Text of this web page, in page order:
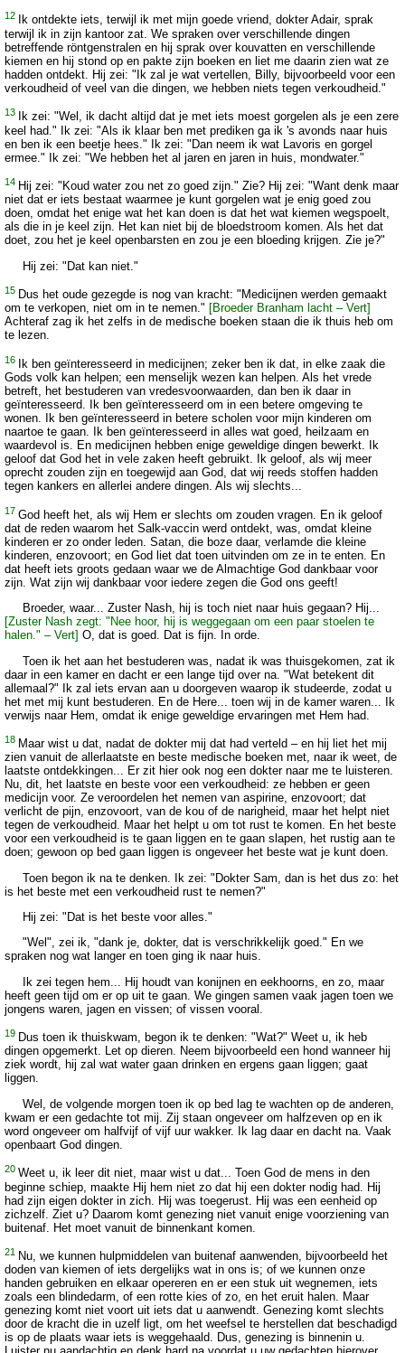
12
Ik ontdekte iets, terwijl ik met mijn goede vriend, dokter Adair, sprak
terwijl ik in zijn kantoor zat. We spraken over verschillende dingen
betreffende röntgenstralen en hij sprak over kouvatten en verschillende
kiemen en hij stond op en pakte zijn boeken en liet me daarin zien wat ze
hadden ontdekt. Hij zei: "Ik zal je wat vertellen, Billy, bijvoorbeeld voor een
verkoudheid of veel van die dingen, we hebben niets tegen verkoudheid."
13
Ik zei: "Wel, ik dacht altijd dat je met iets moest gorgelen als je een zere
keel had." Ik zei: "Als ik klaar ben met prediken ga ik 's avonds naar huis
en ben ik een beetje hees." Ik zei: "Dan neem ik wat Lavoris en gorgel
ermee." Ik zei: "We hebben het al jaren en jaren in huis, mondwater."
14 Hij zei: "Koud water zou net zo goed zijn." Zie? Hij zei: "Want denk maar
niet dat er iets bestaat waarmee je kunt gorgelen wat je enig goed zou
doen, omdat het enige wat het kan doen is dat het wat kiemen wegspoelt,
als die in je keel zijn. Het kan niet bij de bloedstroom komen. Als het dat
doet, zou het je keel openbarsten en zou je een bloeding krijgen. Zie je?"
Hij zei: "Dat kan niet."
15 Dus het oude gezegde is nog van kracht: "Medicijnen werden gemaakt
om te verkopen, niet om in te nemen." [Broeder Branham lacht – Vert]
Achteraf zag ik het zelfs in de medische boeken staan die ik thuis heb om
te lezen.
16
Ik ben geïnteresseerd in medicijnen; zeker ben ik dat, in elke zaak die
Gods volk kan helpen; een menselijk wezen kan helpen. Als het vrede
betreft, het bestuderen van vredesvoorwaarden, dan ben ik daar in
geïnteresseerd. Ik ben geïnteresseerd om in een betere omgeving te
wonen. Ik ben geïnteresseerd in betere scholen voor mijn kinderen om
naartoe te gaan. Ik ben geïnteresseerd in alles wat goed, heilzaam en
waardevol is. En medicijnen hebben enige geweldige dingen bewerkt. Ik
geloof dat God het in vele zaken heeft gebruikt. Ik geloof, als wij meer
oprecht zouden zijn en toegewijd aan God, dat wij reeds stoffen hadden
tegen kankers en allerlei andere dingen. Als wij slechts...
17 God heeft het, als wij Hem er slechts om zouden vragen. En ik geloof
dat de reden waarom het Salk-vaccin werd ontdekt, was, omdat kleine
kinderen er zo onder leden. Satan, die boze daar, verlamde die kleine
kinderen, enzovoort; en God liet dat toen uitvinden om ze in te enten. En
dat heeft iets groots gedaan waar we de Almachtige God dankbaar voor
zijn. Wat zijn wij dankbaar voor iedere zegen die God ons geeft!
Broeder, waar... Zuster Nash, hij is toch niet naar huis gegaan? Hij...
[Zuster Nash zegt: "Nee hoor, hij is weggegaan om een paar stoelen te
halen." – Vert] O, dat is goed. Dat is fijn. In orde.
Toen ik het aan het bestuderen was, nadat ik was thuisgekomen, zat ik
daar in een kamer en dacht er een lange tijd over na. "Wat betekent dit
allemaal?" Ik zal iets ervan aan u doorgeven waarop ik studeerde, zodat u
het met mij kunt bestuderen. En de Here... toen wij in de kamer waren... Ik
verwijs naar Hem, omdat ik enige geweldige ervaringen met Hem had.
18 Maar wist u dat, nadat de dokter mij dat had verteld – en hij liet het mij
zien vanuit de allerlaatste en beste medische boeken met, naar ik weet, de
laatste ontdekkingen... Er zit hier ook nog een dokter naar me te luisteren.
Nu, dit, het laatste en beste voor een verkoudheid: ze hebben er geen
medicijn voor. Ze veroordelen het nemen van aspirine, enzovoort; dat
verlicht de pijn, enzovoort, van de kou of de narigheid, maar het helpt niet
tegen de verkoudheid. Maar het helpt u om tot rust te komen. En het beste
voor een verkoudheid is te gaan liggen en te gaan slapen, het rustig aan te
doen; gewoon op bed gaan liggen is ongeveer het beste wat je kunt doen.
Toen begon ik na te denken. Ik zei: "Dokter Sam, dan is het dus zo: het
is het beste met een verkoudheid rust te nemen?"
Hij zei: "Dat is het beste voor alles."
"Wel", zei ik, "dank je, dokter, dat is verschrikkelijk goed." En we
spraken nog wat langer en toen ging ik naar huis.
Ik zei tegen hem... Hij houdt van konijnen en eekhoorns, en zo, maar
heeft geen tijd om er op uit te gaan. We gingen samen vaak jagen toen we
jongens waren, jagen en vissen; of vissen vooral.
19 Dus toen ik thuiskwam, begon ik te denken: "Wat?" Weet u, ik heb
dingen opgemerkt. Let op dieren. Neem bijvoorbeeld een hond wanneer hij
ziek wordt, hij zal wat water gaan drinken en ergens gaan liggen; gaat
liggen.
Wel, de volgende morgen toen ik op bed lag te wachten op de anderen,
kwam er een gedachte tot mij. Zij staan ongeveer om halfzeven op en ik
word ongeveer om halfvijf of vijf uur wakker. Ik lag daar en dacht na. Vaak
openbaart God dingen.
20 Weet u, ik leer dit niet, maar wist u dat... Toen God de mens in den
beginne schiep, maakte Hij hem niet zo dat hij een dokter nodig had. Hij
had zijn eigen dokter in zich. Hij was toegerust. Hij was een eenheid op
zichzelf. Ziet u? Daarom komt genezing niet vanuit enige voorziening van
buitenaf. Het moet vanuit de binnenkant komen.
21 Nu, we kunnen hulpmiddelen van buitenaf aanwenden, bijvoorbeeld het
doden van kiemen of iets dergelijks wat in ons is; of we kunnen onze
handen gebruiken en elkaar opereren en er een stuk uit wegnemen, iets
zoals een blindedarm, of een rotte kies of zo, en het eruit halen. Maar
genezing komt niet voort uit iets dat u aanwendt. Genezing komt slechts
door de kracht die in uzelf ligt, om het weefsel te herstellen dat beschadigd
is op de plaats waar iets is weggehaald. Dus, genezing is binnenin u.